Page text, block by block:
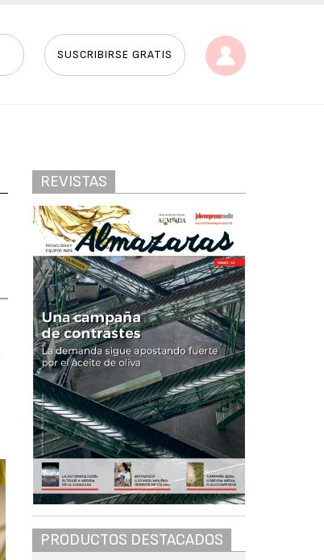
SUSCRIBIRSE GRATIS
REVISTAS
PRODUCTOS DESTACADOS